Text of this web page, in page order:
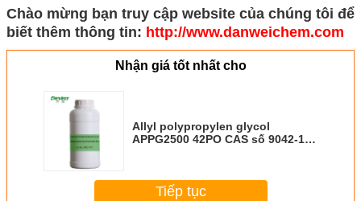
Chào mừng bạn truy cập website của chúng tôi để
biết thêm thông tin: http://www.danweichem.com
Nhận giá tốt nhất cho
Allyl polypropylen glycol
APPG2500 42PO CAS số 9042-19-
Tiếp tục